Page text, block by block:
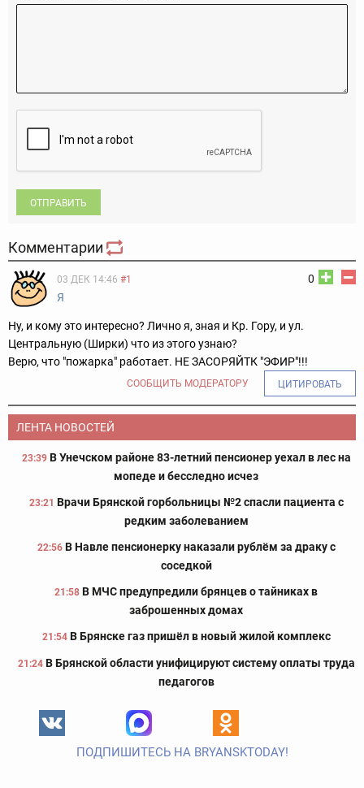
ОТПРАВИТЬ
Комментарии
0
03 ДЕК 14:46 #1
Я
Ну, и кому это интересно? Лично я, зная и Кр. Гору, и ул.
Центральную (Ширки) что из этого узнаю?
Верю, что "пожарка" работает. НЕ ЗАСОРЯЙТК "ЭФИР"!!!
СООБЩИТЬ МОДЕРАТОРУ ЦИТИРОВАТЬ
ЛЕНТА НОВОСТЕЙ
23:39 В Унечском районе 83-летний пенсионер уехал в лес на
мопеде и бесследно исчез
23:21 Врачи Брянской горбольницы №2 спасли пациента с
редким заболеванием
22:56 В Навле пенсионерку наказали рублём за драку с
соседкой
21:58 В МЧС предупредили брянцев о тайниках в
заброшенных домах
21:54 В Брянске газ пришёл в новый жилой комплекс
21:24 В Брянской области унифицируют систему оплаты труда
педагогов
ПОДПИШИТЕСЬ НА BRYANSKTODAY!